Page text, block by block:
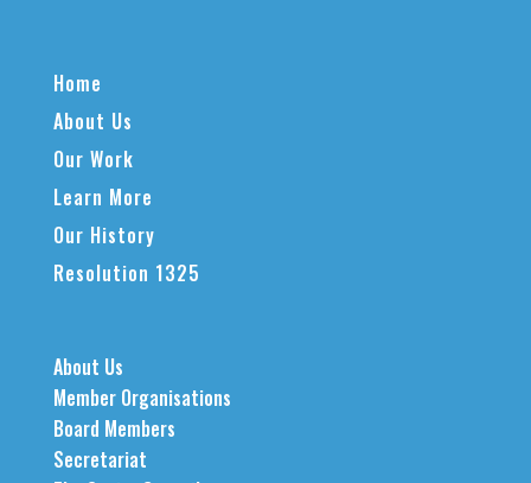
Home
About Us
Our Work
Learn More
Our History
Resolution 1325
About Us
Member Organisations
Board Members
Secretariat